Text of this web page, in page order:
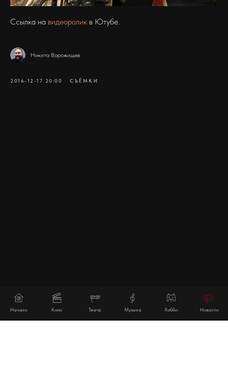
Ссылка на видеоролик в Ютубе.
Никита Ворожищев
2016-12-17 20:00 СЪЁМКИ
Начало Кино Театр Музыка Хобби Новости